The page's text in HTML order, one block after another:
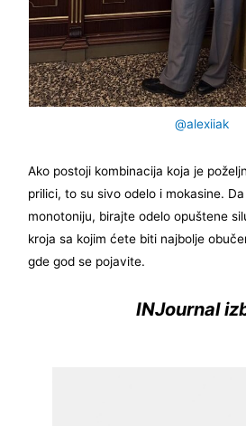
@alexiiak
Ako postoji kombinacija koja je
prilici, to su sivo odelo i mokasine.
monotoniju, birajte odelo opuštene
kroja sa kojim ćete biti najbolje
gde god se pojavite.
INJournal